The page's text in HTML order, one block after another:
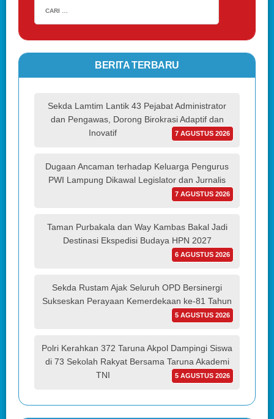
BERITA TERBARU
Sekda Lamtim Lantik 43 Pejabat Administrator
dan Pengawas, Dorong Birokrasi Adaptif dan
Inovatif
7 AGUSTUS 2026
Dugaan Ancaman terhadap Keluarga Pengurus
PWI Lampung Dikawal Legislator dan Jurnalis
7 AGUSTUS 2026
Taman Purbakala dan Way Kambas Bakal Jadi
Destinasi Ekspedisi Budaya HPN 2027
6 AGUSTUS 2026
Sekda Rustam Ajak Seluruh OPD Bersinergi
Sukseskan Perayaan Kemerdekaan ke-81 Tahun
5 AGUSTUS 2026
Polri Kerahkan 372 Taruna Akpol Dampingi Siswa
di 73 Sekolah Rakyat Bersama Taruna Akademi
TNI
5 AGUSTUS 2026